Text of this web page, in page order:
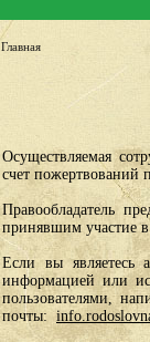
Главная
Осуществляемая
счет пожертвований
Правообладатель
принявшим участие
Если вы являетесь
информацией или
пользователями,
почты: